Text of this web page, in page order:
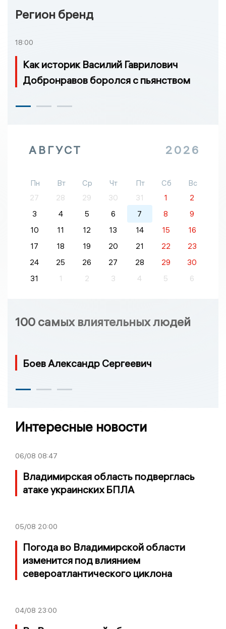
Регион бренд
18:00
Как историк Василий Гаврилович
Добронравов боролся с пьянством
АВГУСТ 2026
Пн Вт Ср Чт Пт Сб
Вс
27
28 29 30 31 1
2
3
4 5 6 7 8
9
10
11 12 13 14 15
16
17
18 19 20 21 22
23
24
25 26 27 28 29
30
31
1 2 3 4 5 6
100 самых влиятельных людей
Боев Александр Сергеевич
Интересные новости
06/08 08:47
Владимирская область подверглась
атаке украинских БПЛА
05/08 20:00
Погода во Владимирской области
изменится под влиянием
североатлантического циклона
04/08 23:00